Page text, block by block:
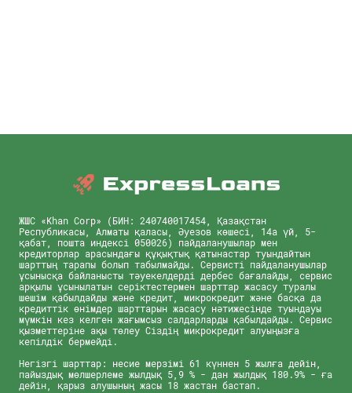
ЖШС «Khan Corp» (БИН: 240740017454, Қазақстан
Республикасы, Алматы қаласы, Әуезов көшесі, 14а үй, 5-
қабат, пошта индексі 050026) пайдаланушылар мен
кредиторлар арасындағы құқықтық қатынастар туындайтын
шарттың тарапы болып табылмайды. Сервисті пайдаланушылар
ұсынысқа байланысты тәуекелдерді дербес бағалайды, сервис
арқылы ұсынылатын серіктестермен шарттар жасасу туралы
шешім қабылдайды және кредит, микрокредит және басқа да
кредиттік өнімдер шарттарын жасасу нәтижесінде туындауы
мүмкін кез келген жағымсыз салдарларды қабылдайды. Сервис
қызметтеріне ақы төлеу Сіздің микрокредит алуыңызға
кепілдік бермейді.
Негізгі шарттар: несие мерзімі 61 күннен 5 жылға дейін,
пайыздық мөлшерлеме жылдық 5,9 % - дан жылдық 180.9% - ға
дейін, қарыз алушының жасы 18 жастан бастап.